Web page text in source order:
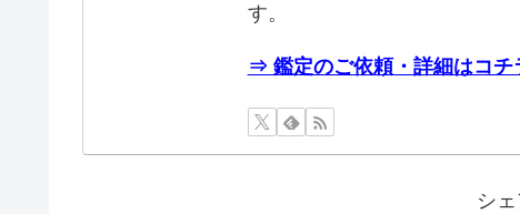
す。
⇒ 鑑定のご依頼・詳細はコチ
シ